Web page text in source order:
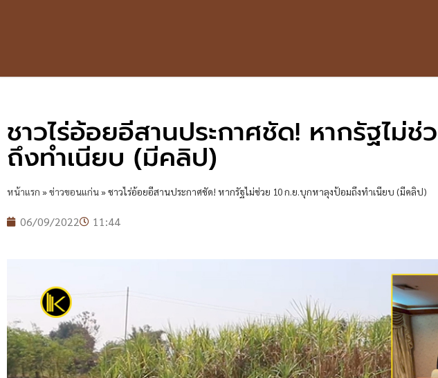
ชาวไร่อ้อยอีสานประกาศชัด! หากรัฐไม่
ถึงทำเนียบ (มีคลิป)
หน้าแรก »ข่าวขอนแก่น»ชาวไร่อ้อยอีสานประกาศชัด! หากรัฐไม่ช่วย 10 ก.ย.บุกหาลุงป้อมถึงทำเนียบ (มีคลิป)
06/09/2022 11:44